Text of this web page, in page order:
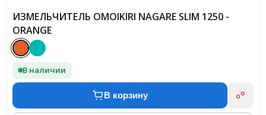
ИЗМЕЛЬЧИТЕЛЬ OMOIKIRI NAGARE SLIM 1250 -
ORANGE
В наличии
В корзину